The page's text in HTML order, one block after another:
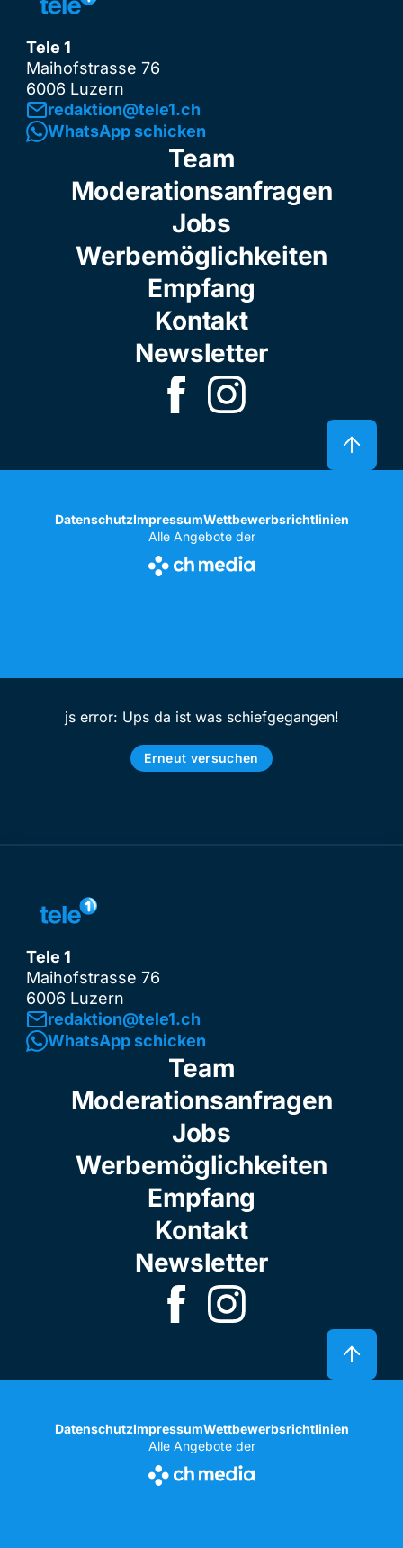
Tele 1
Maihofstrasse 76
6006 Luzern
redaktion@tele1.ch
WhatsApp schicken
Team
Moderationsanfragen
Jobs
Werbemöglichkeiten
Empfang
Kontakt
Newsletter
DatenschutzImpressumWettbewerbsrichtlinien
Alle Angebote der
js error: Ups da ist was schiefgegangen!
Erneut versuchen
Tele 1
Maihofstrasse 76
6006 Luzern
redaktion@tele1.ch
WhatsApp schicken
Team
Moderationsanfragen
Jobs
Werbemöglichkeiten
Empfang
Kontakt
Newsletter
DatenschutzImpressumWettbewerbsrichtlinien
Alle Angebote der